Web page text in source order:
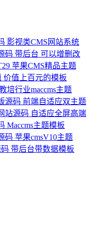
影视类CMS网站系统
码 带后台 可以增删改
苹果CMS精品主题
价值上百元的模板
培行业maccms主题
源码 前端自适应双主题
站源码 自适应全屏高端
Maccms主题模板
码 苹果cmsV10主题
带后台带数据模板